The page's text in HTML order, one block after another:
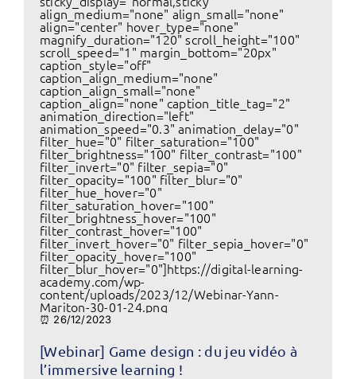
align_medium="none" align_small="none"
align="center" hover_type="none"
magnify_duration="120" scroll_height="100"
scroll_speed="1" margin_bottom="20px"
caption_style="off"
caption_align_medium="none"
caption_align_small="none"
caption_align="none" caption_title_tag="2"
animation_direction="left"
animation_speed="0.3" animation_delay="0"
filter_hue="0" filter_saturation="100"
filter_brightness="100" filter_contrast="100"
filter_invert="0" filter_sepia="0"
filter_opacity="100" filter_blur="0"
filter_hue_hover="0"
filter_saturation_hover="100"
filter_brightness_hover="100"
filter_contrast_hover="100"
filter_invert_hover="0" filter_sepia_hover="0"
filter_opacity_hover="100"
filter_blur_hover="0"]https://digital-learning-
academy.com/wp-
content/uploads/2023/12/Webinar-Yann-
Mariton-30-01-24.png
⏰ 26/12/2023
[Webinar] Game design : du jeu vidéo à
l’immersive learning !